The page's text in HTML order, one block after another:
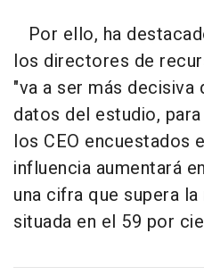
Por ello, ha
los directores de
"va a ser más decisiva
datos del estudio,
los CEO encuestados
influencia aumentará
una cifra que supera
situada en el 59 por